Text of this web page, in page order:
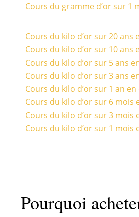
Cours du gramme d’or sur 1
Cours du kilo d’or sur 20 ans
Cours du kilo d’or sur 10 ans
Cours du kilo d’or sur 5 ans
Cours du kilo d’or sur 3 ans
Cours du kilo d’or sur 1 an
Cours du kilo d’or sur 6 mois
Cours du kilo d’or sur 3 mois
Cours du kilo d’or sur 1 mois
Pourquoi